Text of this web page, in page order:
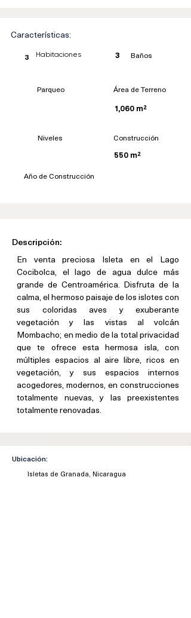
Características:
Habitaciones
3
Parqueo
Niveles
Baños
3
Área de Terreno
1,060 m²
Construcción
550 m²
Año de Construcción
Descripción:
En venta preciosa Isleta en el Lago
Cocibolca, el lago de agua dulce más
grande de Centroamérica. Disfruta de la
calma, el hermoso paisaje de los islotes con
sus coloridas aves y exuberante
vegetación y las vistas al volcán
Mombacho; en medio de la total privacidad
que te ofrece esta hermosa isla, con
múltiples espacios al aire libre, ricos en
vegetación, y sus espacios internos
acogedores, modernos, en construcciones
totalmente nuevas, y las preexistentes
totalmente renovadas.
Ubicación:
Isletas de Granada, Nicaragua